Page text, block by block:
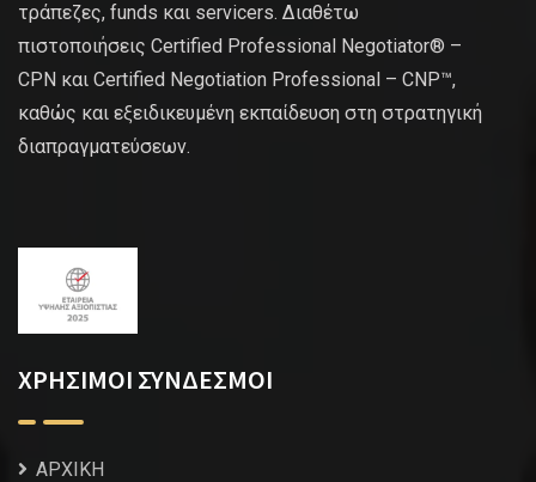
τράπεζες, funds και servicers. Διαθέτω
πιστοποιήσεις Certified Professional Negotiator® –
CPN και Certified Negotiation Professional – CNP™,
καθώς και εξειδικευμένη εκπαίδευση στη στρατηγική
διαπραγματεύσεων.
ΧΡΗΣΙΜΟΙ ΣΥΝΔΕΣΜΟΙ
ΑΡΧΙΚΗ